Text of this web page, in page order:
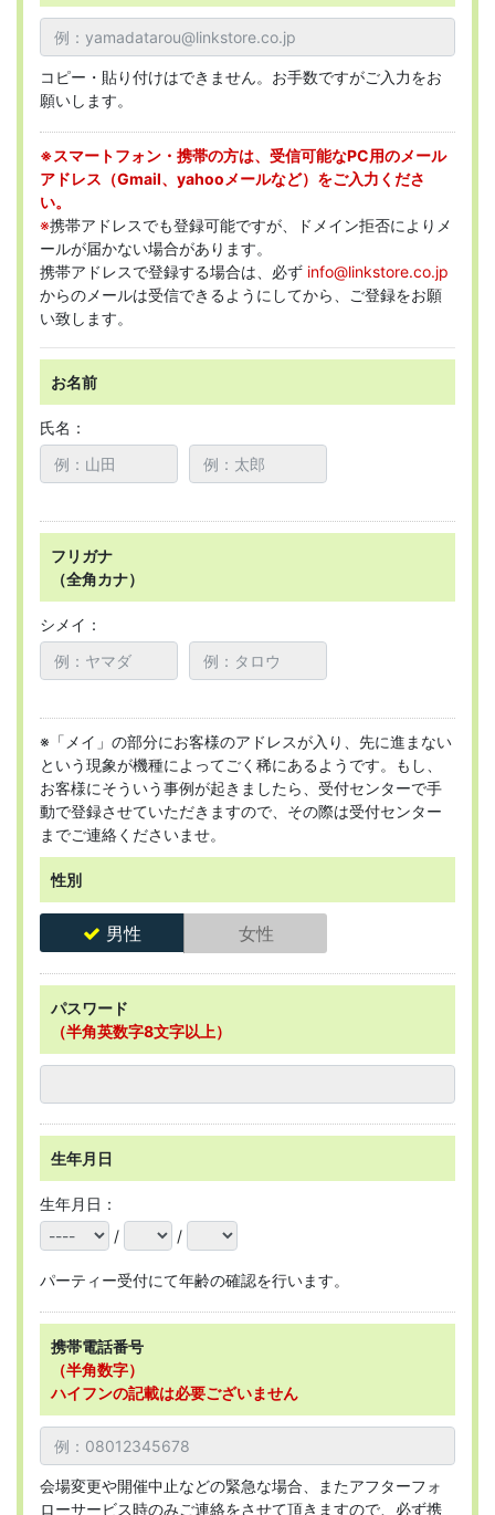
コピー・貼り付けはできません。お手数ですがご入力をお
願いします。
※スマートフォン・携帯の方は、受信可能なPC用のメール
アドレス（Gmail、yahooメールなど）をご入力くださ
い。
※携帯アドレスでも登録可能ですが、ドメイン拒否によりメ
ールが届かない場合があります。
携帯アドレスで登録する場合は、必ず info@linkstore.co.jp
からのメールは受信できるようにしてから、ご登録をお願
い致します。
お名前
氏名：
フリガナ
（全角カナ）
シメイ：
※「メイ」の部分にお客様のアドレスが入り、先に進まない
という現象が機種によってごく稀にあるようです。もし、
お客様にそういう事例が起きましたら、受付センターで手
動で登録させていただきますので、その際は受付センター
までご連絡くださいませ。
性別
男性 女性
パスワード
（半角英数字8文字以上）
生年月日
生年月日：
/
/
パーティー受付にて年齢の確認を行います。
携帯電話番号
（半角数字）
ハイフンの記載は必要ございません
会場変更や開催中止などの緊急な場合、またアフターフォ
ローサービス時のみご連絡をさせて頂きますので、必ず携